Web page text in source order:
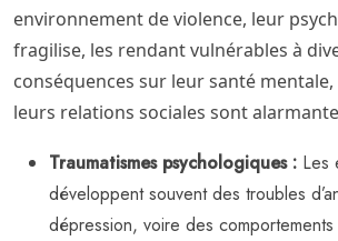
environnement de violence, leur
fragilise, les rendant vulnérables à
conséquences sur leur santé
leurs relations sociales sont
Traumatismes psychologiques : Les
développent souvent des troubles
dépression, voire des